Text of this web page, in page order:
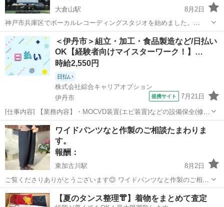
大倉山駅
8月2日
神戸市兵庫区でボーカルレコーディングスタジオを始めました。
monitor：Kali Audio LP-6 V2 audio interface：MOTU M2 mic：AT2020
ラップ・歌ってみた・弾き...
兵庫 神戸市 大倉山駅 手伝いたい/助けたい
＜伊丹市＞組立・加工・食品製造など/日払い
OK【経験者向けマイスターワーク！】…
時給2,550円
日払い
株式会社綜合キャリアオプション
伊丹市
提携サイト 7月21日
[仕事内容] 【業務内容】・MOCVD装置(エピ装置)などの設備保全(修理
及び予防保全)業務に従事いただく。 ・故障部位の診断や故障部品の交
換があり、 自社で保修できない場合は、 設備メーカーとの連携対応業
【取扱い商品】 ...
兵庫 伊丹市 工場
ワイドパンツなと作製のご相談たまわりま
す。
報酬：
東加古川駅
8月2日
ご覧くださりありがとうございます😊 ワイドパンツなと作製のご相談
たまわります。 写真はサンプルです。
兵庫 加古郡 東加古川駅 手伝いたい/助けたい
【夏のタンス整理👘】着物をまとめて査定